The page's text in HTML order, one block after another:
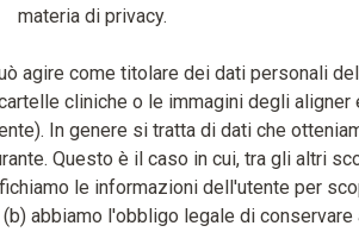
materia di privacy.
agire come titolare dei dati personali
cliniche o le immagini degli aligner
In genere si tratta di dati che
Questo è il caso in cui, tra gli altri
le informazioni dell'utente per
abbiamo l'obbligo legale di conservare